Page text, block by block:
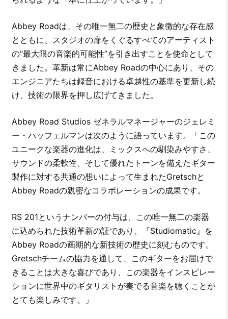
Abbey Roadは、その唯一無二の歴史と象徴的な存在感
とともに、スタジオの扉をくぐるすべてのアーティスト
の“最大限の音楽的可能性”を引き出すことを使命として
きました。革新は常にAbbey Roadの中心にあり、その
エンジニアたちは録音における卓越性の基準を更新し続
け、技術の限界を押し広げてきました。
Abbey Road Studios ゼネラルマネージャーのジェレミ
ー・ハッフェルマンは次のように語っています。「この
ユニークな楽器の進化は、ミックスへの馴染みやすさ、
サウンドの柔軟性、そして優れたトーンを備えたギター
製作に対する共通の想いによって生まれたGretschと
Abbey Roadの親密なコラボレーションの成果です。
RS 201というナンバーの付与は、この唯一無二の楽器
に込められた技術革新の証であり、『Studiomatic』を
Abbey Roadの画期的な新技術の歴史に刻むものです。
Gretschチームの協力を通して、このギターをお届けで
きることは大きな喜びであり、この楽器をインスピレー
ションに世界中のギタリストが奏でる音楽を聴くことが
とても楽しみです。」